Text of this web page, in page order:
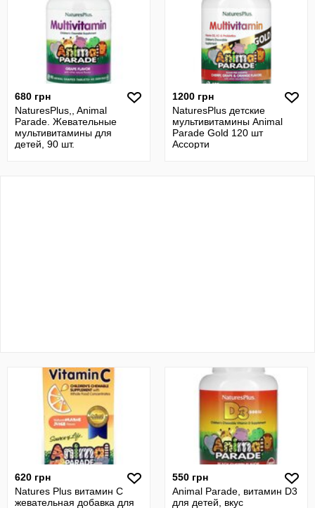
680 грн
NaturesPlus,, Animal
Parade. Жевательные
мультивитамины для
детей, 90 шт.
1200 грн
NaturesPlus детские
мультивитамины Animal
Parade Gold 120 шт
Ассорти
620 грн
Natures Plus витамин C
жевательная добавка для
550 грн
Animal Parade, витамин D3
для детей, вкус